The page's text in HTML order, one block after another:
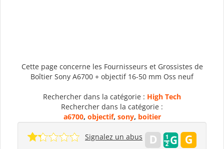
Cette page concerne les Fournisseurs et Grossistes de
Boîtier Sony A6700 + objectif 16-50 mm Oss neuf
Rechercher dans la catégorie : High Tech
Rechercher dans la catégorie :
a6700, objectif, sony, boitier
Signalez un abus